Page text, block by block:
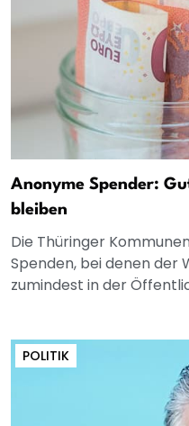
Anonyme Spender:
bleiben
Die Thüringer
Spenden, bei denen
zumindest in der
POLITIK